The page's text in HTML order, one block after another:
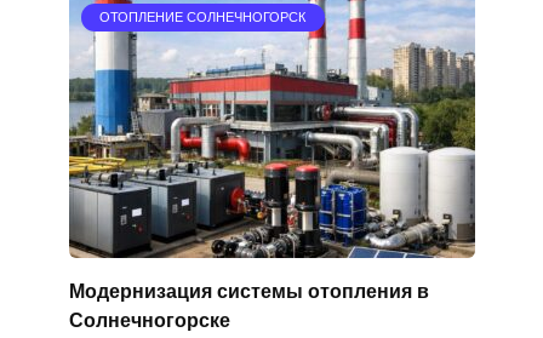
ОТОПЛЕНИЕ СОЛНЕЧНОГОРСК
Модернизация системы отопления в
Солнечногорске